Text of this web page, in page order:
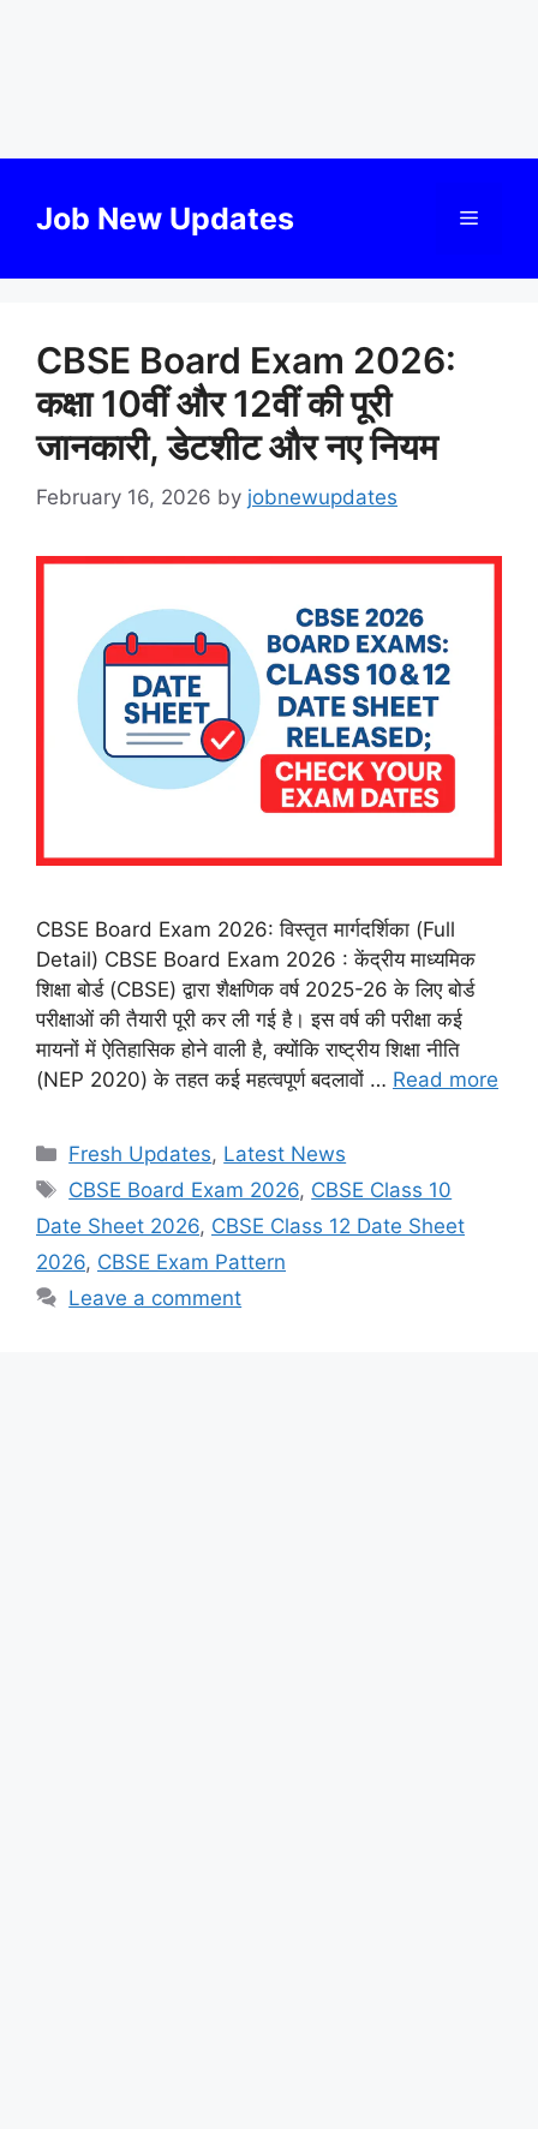
contentJob New Updates Menu
CBSE Board Exam 2026:
कक्षा 10वीं और 12वीं की पूरी
जानकारी, डेटशीट और नए नियम
February 16, 2026 by jobnewupdates
CBSE Board Exam 2026: विस्तृत मार्गदर्शिका (Full
Detail) CBSE Board Exam 2026 : केंद्रीय माध्यमिक
शिक्षा बोर्ड (CBSE) द्वारा शैक्षणिक वर्ष 2025-26 के लिए बोर्ड
परीक्षाओं की तैयारी पूरी कर ली गई है। इस वर्ष की परीक्षा कई
मायनों में ऐतिहासिक होने वाली है, क्योंकि राष्ट्रीय शिक्षा नीति
(NEP 2020) के तहत कई महत्वपूर्ण बदलावों … Read more
Categories
Fresh Updates, Latest News
Tags
CBSE Board Exam 2026, CBSE Class 10
Date Sheet 2026, CBSE Class 12 Date Sheet
2026, CBSE Exam Pattern
Leave a comment